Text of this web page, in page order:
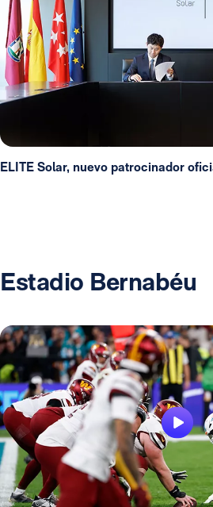
ELITE Solar, nuevo patrocinador
Estadio Bernabéu